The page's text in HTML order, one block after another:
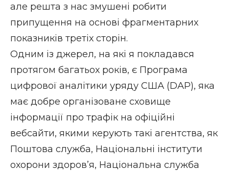
але решта з нас змушені робити
припущення на основі фрагментарних
показників третіх сторін.
Одним із джерел, на які я покладався
протягом багатьох років, є Програма
цифрової аналітики уряду США (DAP), яка
має добре організоване сховище
інформації про трафік на офіційні
вебсайти, якими керують такі агентства, як
Поштова служба, Національні інститути
охорони здоров’я, Національна служба